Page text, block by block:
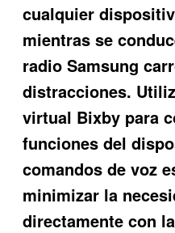
cualquier
mientras se
radio Samsung
distracciones.
virtual Bixby para
funciones del
comandos de voz
minimizar la
directamente con